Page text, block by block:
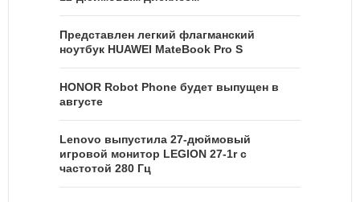
Представлен легкий флагманский
ноутбук HUAWEI MateBook Pro S
HONOR Robot Phone будет выпущен в
августе
Lenovo выпустила 27-дюймовый
игровой монитор LEGION 27-1r с
частотой 280 Гц